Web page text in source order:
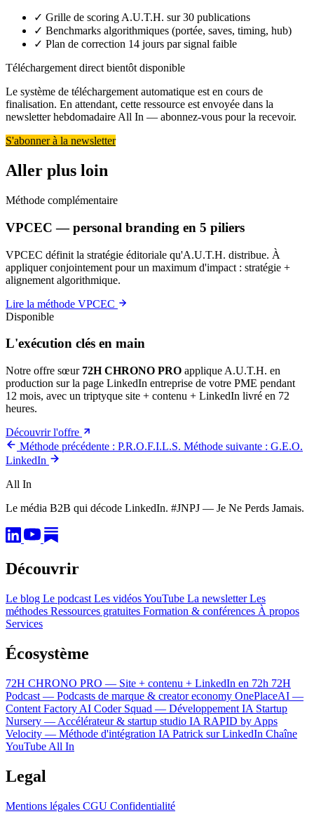
✓ Grille de scoring A.U.T.H. sur 30 publications
✓ Benchmarks algorithmiques (portée, saves, timing, hub)
✓ Plan de correction 14 jours par signal faible
Téléchargement direct bientôt disponible
Le système de téléchargement automatique est en cours de
finalisation. En attendant, cette ressource est envoyée dans la
newsletter hebdomadaire All In — abonnez-vous pour la recevoir.
S'abonner à la newsletter
Aller plus loin
Méthode complémentaire
VPCEC — personal branding en 5 piliers
VPCEC définit la stratégie éditoriale qu'A.U.T.H. distribue. À
appliquer conjointement pour un maximum d'impact : stratégie +
alignement algorithmique.
Lire la méthode VPCEC
Disponible
L'exécution clés en main
Notre offre sœur 72H CHRONO PRO applique A.U.T.H. en
production sur la page LinkedIn entreprise de votre PME pendant
12 mois, avec un triptyque site + contenu + LinkedIn livré en 72
heures.
Découvrir l'offre
Méthode précédente : P.R.O.F.I.L.S. Méthode suivante : G.E.O.
LinkedIn
All In
Le média B2B qui décode LinkedIn. #JNPJ — Je Ne Perds Jamais.
Découvrir
Le blog Le podcast Les vidéos YouTube La newsletterLes
méthodes Ressources gratuites Formation & conférences À propos
Services
Écosystème
72H CHRONO PRO — Site + contenu + LinkedIn en 72h 72H
Podcast — Podcasts de marque & creator economy OnePlaceAI —
Content Factory AI Coder Squad — Développement IA Startup
Nursery — Accélérateur & startup studio IA RAPID by Apps
Velocity — Méthode d'intégration IA Patrick sur LinkedIn Chaîne
YouTube All In
Legal
Mentions légales CGU Confidentialité